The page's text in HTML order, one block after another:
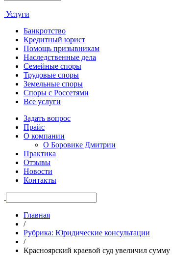
Услуги
Банкротство
Кредитный юрист
Помощь призывникам
Наследственные дела
Семейные споры
Трудовые споры
Земельные споры
Споры с Россетями
Все услуги
Задать вопрос
Прайс
О компании
О Боровике Дмитрии
Практика
Отзывы
Новости
Контакты
Главная
/
Рубрика: Юридические консультации
/
Красноярский краевой суд увеличил